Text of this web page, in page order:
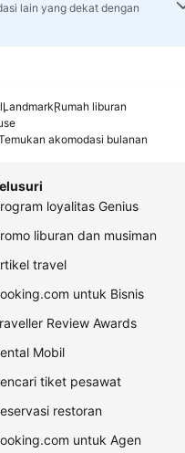
lain yang dekat dengan
LandmarkRumah liburan
akomodasi bulanan
loyalitas Genius
liburan dan musiman
travel
untuk Bisnis
Review Awards
Mobil
tiket pesawat
restoran
untuk Agen